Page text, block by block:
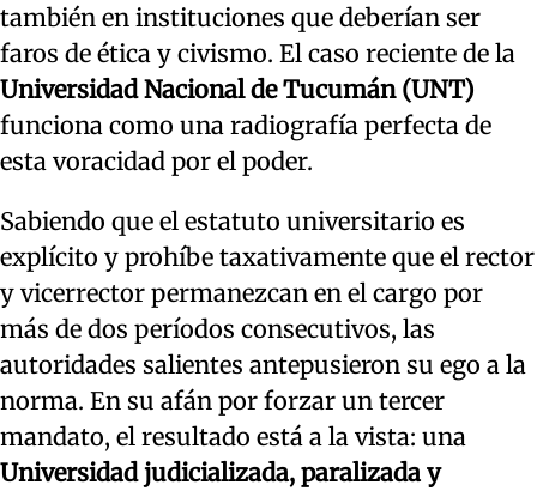
también en instituciones que deberían ser
faros de ética y civismo. El caso reciente de la
Universidad Nacional de Tucumán (UNT)
funciona como una radiografía perfecta de
esta voracidad por el poder.
Sabiendo que el estatuto universitario es
explícito y prohíbe taxativamente que el rector
y vicerrector permanezcan en el cargo por
más de dos períodos consecutivos, las
autoridades salientes antepusieron su ego a la
norma. En su afán por forzar un tercer
mandato, el resultado está a la vista: una
Universidad judicializada, paralizada y